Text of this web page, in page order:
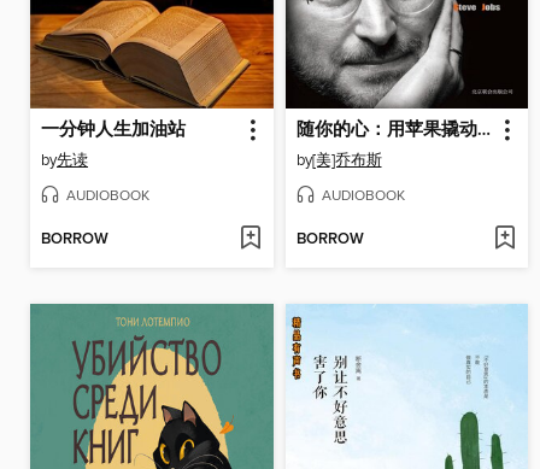
一分钟人生加油站
by先读
AUDIOBOOK
BORROW
随你的心：用苹果撬动世界
by[美]乔布斯
AUDIOBOOK
BORROW